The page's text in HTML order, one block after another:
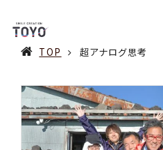
TOP 超アナログ思考